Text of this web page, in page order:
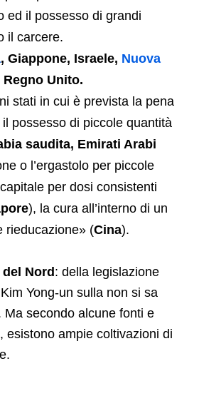
ed il possesso di grandi
il carcere.
, Giappone, Israele, Nuova
Regno Unito.
stati in cui è prevista la pena
possesso di piccole quantità
saudita, Emirati Arabi
o l’ergastolo per piccole
per dosi consistenti
), la cura all’interno di un
rieducazione» (Cina).
del Nord: della legislazione
Yong-un sulla non si sa
Ma secondo alcune fonti e
esistono ampie coltivazioni di